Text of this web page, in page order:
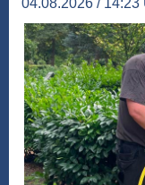
04.08.2026 / 14:23